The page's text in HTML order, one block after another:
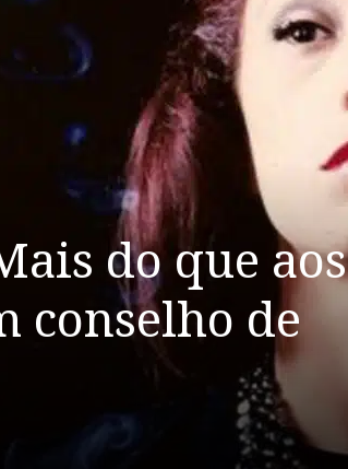
do que aos
conselho de